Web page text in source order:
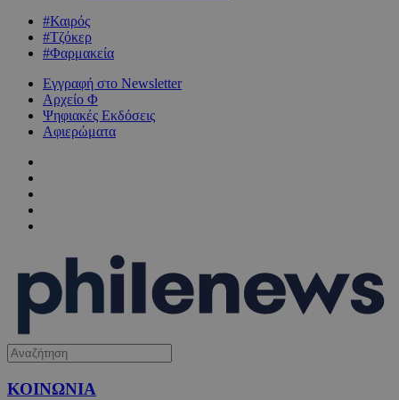
#Καιρός
#Τζόκερ
#Φαρμακεία
Εγγραφή στο Newsletter
Αρχείο Φ
Ψηφιακές Εκδόσεις
Αφιερώματα
ΚΟΙΝΩΝΙΑ